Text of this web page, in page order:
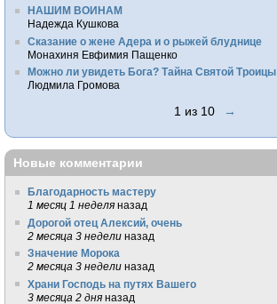
НАШИМ ВОИНАМ
Надежда Кушкова
Сказание о жене Адера и о рыжей блуднице
Монахиня Евфимия Пащенко
Можно ли увидеть Бога? Тайна Святой Троицы
Людмила Громова
1 из 10 →
Новые комментарии
Благодарность мастеру
1 месяц 1 неделя назад
Дорогой отец Алексий, очень
2 месяца 3 недели назад
Значение Морока
2 месяца 3 недели назад
Храни Господь на путях Вашего
3 месяца 2 дня назад